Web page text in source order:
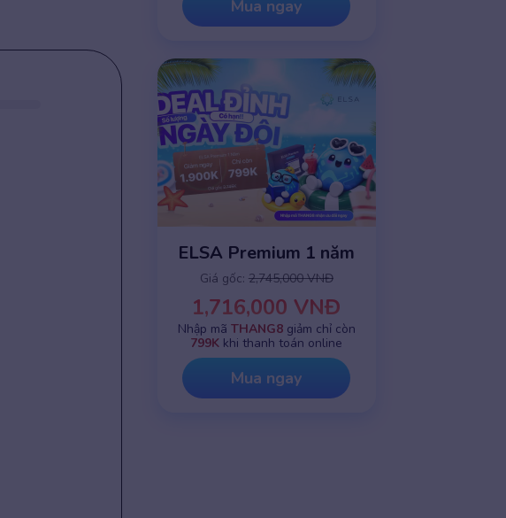
Mua ngay
ELSA Premium 1 năm
Giá gốc: 2,745,000 VNĐ
1,716,000 VNĐ
Nhập mã THANG8giảm chỉ còn
799K khi thanh toán online
Mua ngay